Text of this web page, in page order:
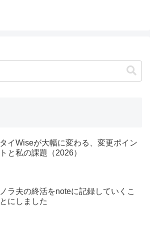
タイWiseが大幅に変わる、変更ポイン
トと私の課題（2026）
ノラ夫の終活をnoteに記録していくこ
とにしました